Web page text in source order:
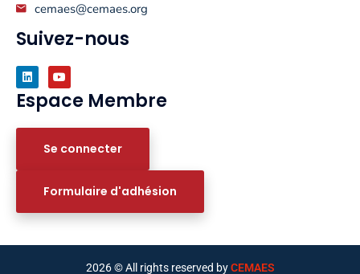
cemaes@cemaes.org
Suivez-nous
Espace Membre
Se connecter
Formulaire d'adhésion
2026© All rights reserved byCEMAES